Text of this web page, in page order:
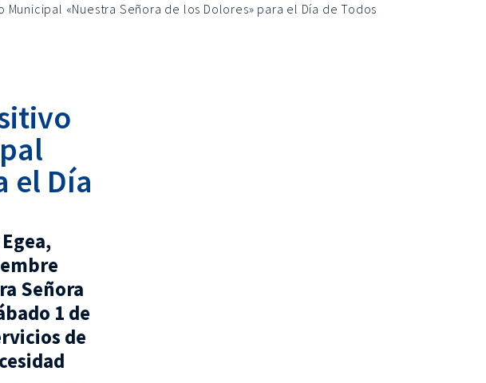
«Nuestra Señora de los Dolores» para el Día de Todos
el Día
Señora
1 de
de